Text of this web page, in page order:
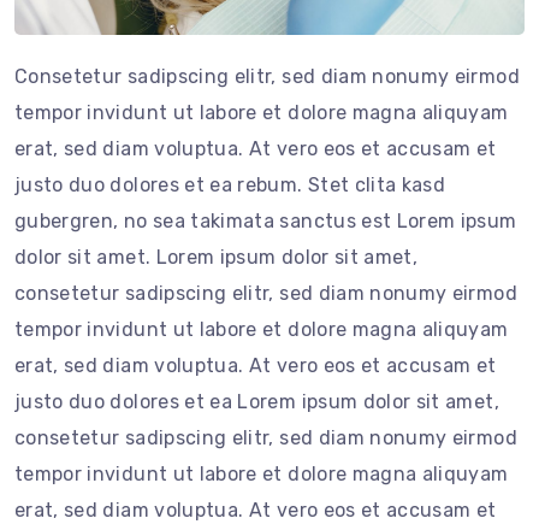
Consetetur sadipscing elitr, sed diam nonumy eirmod
tempor invidunt ut labore et dolore magna aliquyam
erat, sed diam voluptua. At vero eos et accusam et
justo duo dolores et ea rebum. Stet clita kasd
gubergren, no sea takimata sanctus est Lorem ipsum
dolor sit amet. Lorem ipsum dolor sit amet,
consetetur sadipscing elitr, sed diam nonumy eirmod
tempor invidunt ut labore et dolore magna aliquyam
erat, sed diam voluptua. At vero eos et accusam et
justo duo dolores et ea Lorem ipsum dolor sit amet,
consetetur sadipscing elitr, sed diam nonumy eirmod
tempor invidunt ut labore et dolore magna aliquyam
erat, sed diam voluptua. At vero eos et accusam et